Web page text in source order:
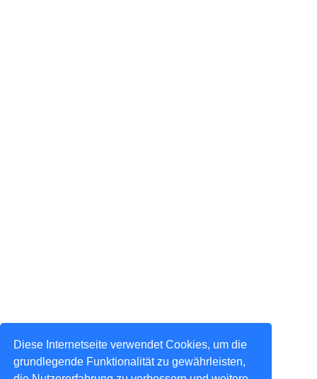
Diese Internetseite verwendet Cookies, um die
grundlegende Funktionalität zu gewährleisten,